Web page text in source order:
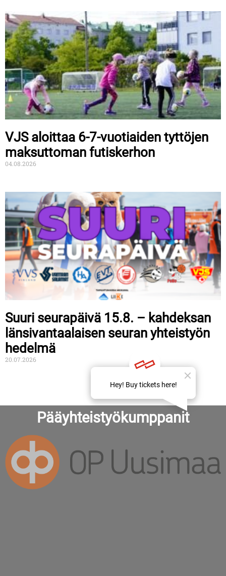
VJS aloittaa 6-7-vuotiaiden tyttöjen
maksuttoman futiskerhon
04.08.2026
Suuri seurapäivä 15.8. – kahdeksan
länsivantaalaisen seuran yhteistyön
hedelmä
20.07.2026
Pääyhteistyökumppanit